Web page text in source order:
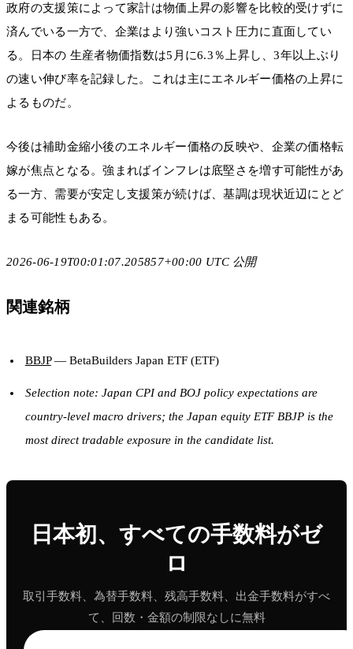
政府の支援策によって家計は物価上昇の影響を比較的受けずに
済んでいる一方で、企業はより強いコスト圧力に直面してい
る。日本の 生産者物価指数は5月に6.3％上昇し、3年以上ぶり
の速い伸び率を記録した。これは主にエネルギー価格の上昇に
よるものだ。
今後は補助金縮小後のエネルギー価格の反映や、企業の価格転
嫁が焦点となる。強まればインフレは底堅さを増す可能性があ
る一方、需要が安定し支援策が続けば、基調は現状近辺にとど
まる可能性もある。
2026-06-19T00:01:07.205857+00:00 UTC 公開
関連銘柄
BBJP— BetaBuilders Japan ETF (ETF)
Selection note: Japan CPI and BOJ policy expectations are
country-level macro drivers; the Japan equity ETF BBJP is the
most direct tradable exposure in the candidate list.
日本初、すべての手数料がゼ
ロ
取引手数料、為替手数料、残高手数料、出金手数料がすべ
て、回数・金額の制限なしに無料